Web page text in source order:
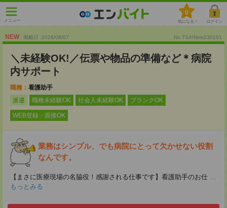
メニュー
0
気になる！ ログイン
NEW 掲載日 :2026/08/07 No.TSAINms230101
＼未経験OK!／伝票や物品の準備など＊病院
内サポート
職種： 看護助手
派遣
職種未経験OK 社会人未経験OK ブランクOK
WEB登録・面接OK
業務はシンプル、でも病院にとって欠かせない役割
なんです。
【まさに医療現場の名脇役！感謝される仕事です】看護助手のお仕 ...
もっとみる